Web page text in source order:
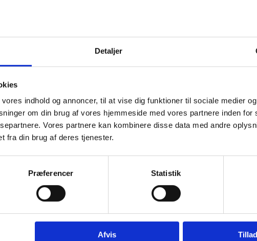
Detaljer
indhold og annoncer, til at vise dig funktioner til sociale medier
om din brug af vores hjemmeside med vores partnere inden for
Vores partnere kan kombinere disse data med andre
fra din brug af deres tjenester.
Præferencer Statistik
Afvis